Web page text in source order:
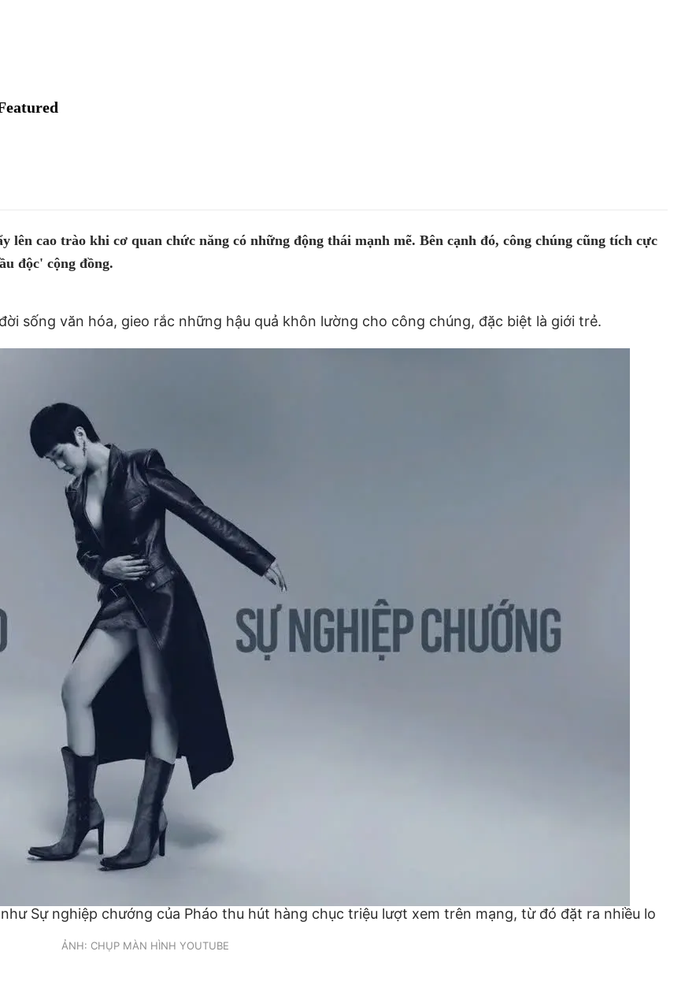
cao trào khi cơ quan chức năng có những động thái mạnh mẽ. Bên cạnh đó, công chúng cũng tích cực
độc' cộng đồng.
sống văn hóa, gieo rắc những hậu quả khôn lường cho công chúng, đặc biệt là giới trẻ.
Sự nghiệp chướng của Pháo thu hút hàng chục triệu lượt xem trên mạng, từ đó đặt ra nhiều lo
ẢNH: CHỤP MÀN HÌNH YOUTUBE